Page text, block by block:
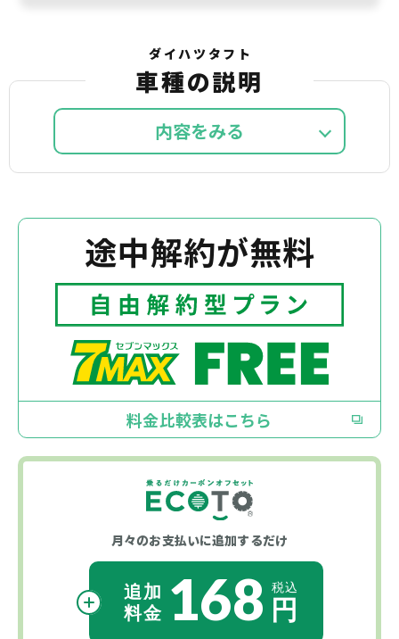
ダイハツタフト
車種の説明
内容を
途中解約が無料
料金比較表はこちら
月々のお支払いに追加するだけ
168